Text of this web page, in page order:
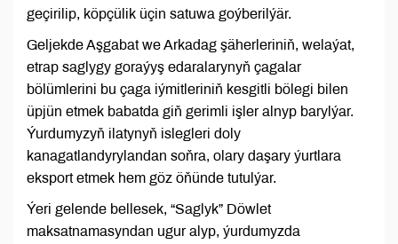
geçirilip, köpçülik üçin satuwa goýberilýär.
Geljekde Aşgabat we Arkadag şäherleriniň, welaýat,
etrap saglygy goraýyş edaralarynyň çagalar
bölümlerini bu çaga iýmitleriniň kesgitli bölegi bilen
üpjün etmek babatda giň gerimli işler alnyp barylýar.
Ýurdumyzyň ilatynyň islegleri doly
kanagatlandyrylandan soňra, olary daşary ýurtlara
eksport etmek hem göz öňünde tutulýar.
Ýeri gelende bellesek, “Saglyk” Döwlet
maksatnamasyndan ugur alyp, ýurdumyzda